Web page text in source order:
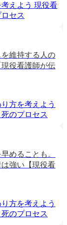
えよう 現役看
セス
維持する人の
役看護師が伝
方を考えよう
のプロセス
めることも。
は強い【現役看
方を考えよう
のプロセス